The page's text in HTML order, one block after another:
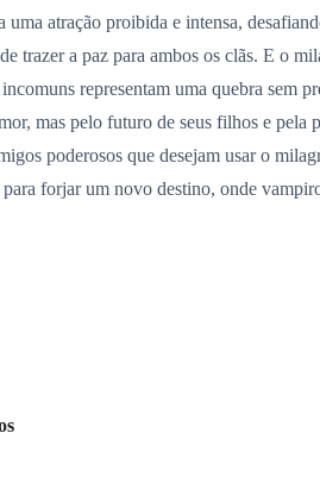
atração proibida e intensa,
trazer a paz para ambos os clãs. E o
representam uma quebra sem
mas pelo futuro de seus filhos e pela
poderosos que desejam usar o
forjar um novo destino, onde